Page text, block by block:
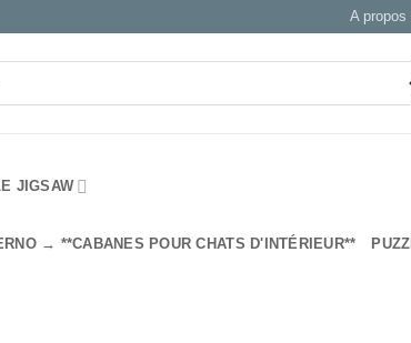
A propos
JIGSAW
→ **CABANES POUR CHATS D'INTÉRIEUR**